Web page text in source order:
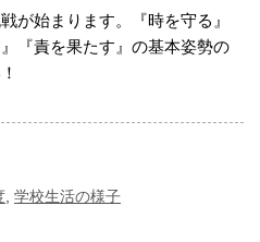
が始まります。『時を守る』
『責を果たす』の基本姿勢の
,学校生活の様子